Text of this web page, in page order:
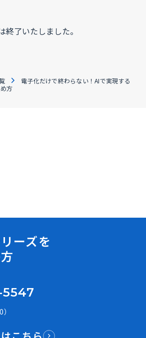
了いたしました。
電子化だけで終わらない！AIで実現する
方
ーズを